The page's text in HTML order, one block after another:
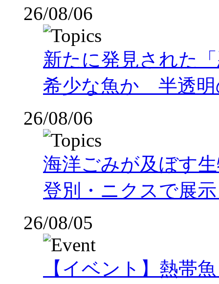
26/08/06
新たに発見された
希少な魚か 半透明
26/08/06
海洋ごみが及ぼす
登別・ニクスで展
26/08/05
【イベント】熱帯